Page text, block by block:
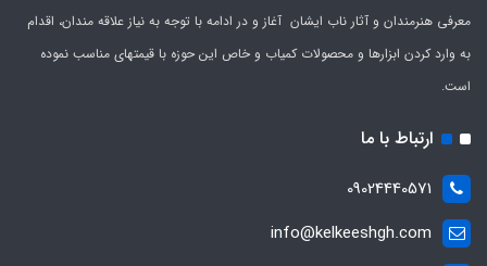
معرفی هنرمندان و آثار ناب ایشان آغاز و در ادامه با توجه به نیاز علاقه مندان، اقدام
به وارد کردن ابزارها و محصولات کمیاب و خاص این حوزه با قیمتهای مناسب نموده
است.
ارتباط با ما
09024440571
info@kelkeeshgh.com